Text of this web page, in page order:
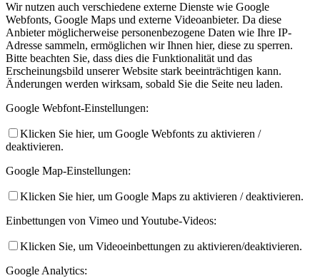
Wir nutzen auch verschiedene externe Dienste wie Google
Webfonts, Google Maps und externe Videoanbieter. Da diese
Anbieter möglicherweise personenbezogene Daten wie Ihre IP-
Adresse sammeln, ermöglichen wir Ihnen hier, diese zu sperren.
Bitte beachten Sie, dass dies die Funktionalität und das
Erscheinungsbild unserer Website stark beeinträchtigen kann.
Änderungen werden wirksam, sobald Sie die Seite neu laden.
Google Webfont-Einstellungen:
Klicken Sie hier, um Google Webfonts zu aktivieren /
deaktivieren.
Google Map-Einstellungen:
Klicken Sie hier, um Google Maps zu aktivieren / deaktivieren.
Einbettungen von Vimeo und Youtube-Videos:
Klicken Sie, um Videoeinbettungen zu aktivieren/deaktivieren.
Google Analytics: